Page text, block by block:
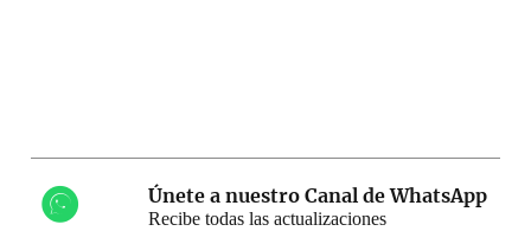
Únete a nuestro Canal de WhatsApp
Recibe todas las actualizaciones